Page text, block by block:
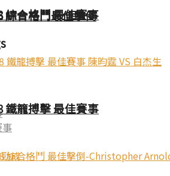
綜合格鬥 最佳賽事
鐵籠搏擊 最佳賽事
綜合格鬥最佳擊倒